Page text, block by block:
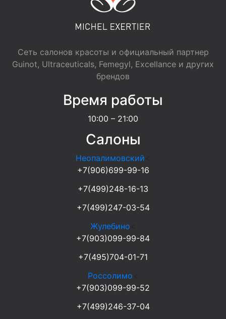
Сеть салонов красоты и официальный партнер
Guinot, Ultraceuticals, Femegyl, Excellance и других
брендов
Время работы
10:00 – 21:00
Салоны
Неопалимовский
+7(906)699-99-16
+7(499)248-16-13
+7(499)247-03-54
Жулебино
+7(903)099-99-84
+7(495)704-01-71
Россолимо
+7(903)099-99-52
+7(499)246-37-04